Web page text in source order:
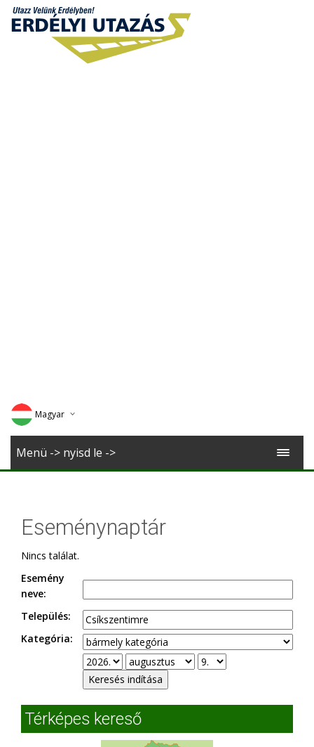
Magyar
Deutsch
Menü -> nyisd le ->
Eseménynaptár
Nincs találat.
Esemény
neve:
Település:
Kategória:
Térképes kereső